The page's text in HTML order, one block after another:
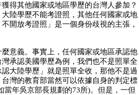
得其他國家或地區學歷的台灣人參加？
陸學歷不能考證照，其他任何國家或地
開放考證照」是一個身份歧視的主張，
意義。事實上，任何國家或地區承認他
承認美國學歷為例，我們也不是照單全
大陸學歷」就是照單全收，那他不是過
灣的教育部當然可以依據自身的判定標
年吳京部長規劃的73所)。但是，一但